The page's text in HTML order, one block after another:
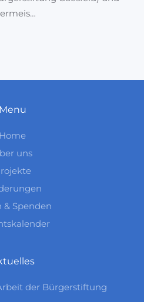
Menu
Home
uns
& Spenden
der Bürgerstiftung